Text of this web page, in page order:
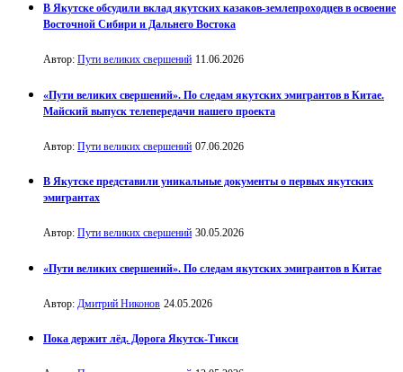
В Якутске обсудили вклад якутских казаков-землепроходцев в освоение
Восточной Сибири и Дальнего Востока
Автор: Пути великих свершений 11.06.2026
«Пути великих свершений». По следам якутских эмигрантов в Китае.
Майский выпуск телепередачи нашего проекта
Автор: Пути великих свершений 07.06.2026
В Якутске представили уникальные документы о первых якутских
эмигрантах
Автор: Пути великих свершений 30.05.2026
«Пути великих свершений». По следам якутских эмигрантов в Китае
Автор: Дмитрий Никонов 24.05.2026
Пока держит лёд. Дорога Якутск-Тикси